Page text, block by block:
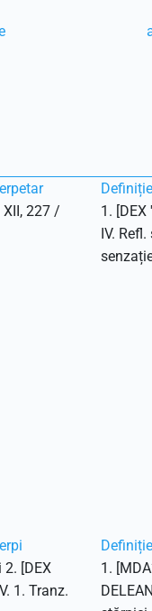
227 /
1. [DEX
IV.
[DEX
1. Tranz.
1.